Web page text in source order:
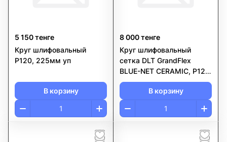
5 150 тенге
Круг шлифовальный
P120, 225мм уп
В корзину
8 000 тенге
Круг шлифовальный
сетка DLT GrandFlex
BLUE-NET CERAMIC, P120,
225мм, 10шт
В корзину